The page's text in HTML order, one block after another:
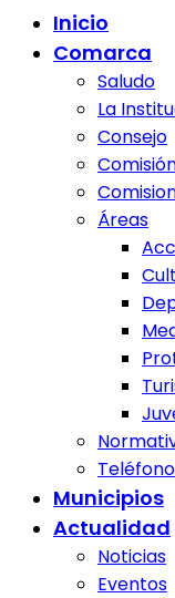
Comunidad
Comunidad de
Inicio
Comarca
Saludo
La
Consejo
Áreas
Municipios
Actualidad
Noticias
Eventos